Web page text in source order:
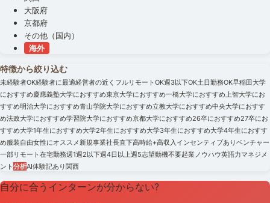
大阪府
京都府
その他（国内）
海外
特徴から絞り込む
未経験者OK経験者に最適経営者の近く フルリモートOK週3以下OK土日勤務OK早稲田大学
におすすめ慶應義塾大学におすすめ東京大学におすすめ一橋大学におすすめ上智大学にお
すすめ明治大学におすすめ青山学院大学におすすめ立教大学におすすめ中央大学におすす
め法政大学におすすめ学習院大学におすすめ京都大学におすすめ26卒におすすめ27卒にお
すすめ大学1年生におすすめ大学2年生におすすめ大学3年生におすすめ大学4年生におすす
め服装自由女性にオススメ新規事業社長直下高時給+高収入 インセンティブありベンチャー
一部リモート在宅勤務週1週2以下週4日以上週5志望動機不要起業ノウハウ英語力マネジメ
ント分析AI体験記あり関西
自分に合うインターンが分からない?